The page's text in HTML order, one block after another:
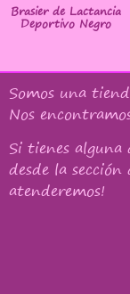
Brasier de Lactancia
Deportivo Negro
Somos una
Nos
Si tienes alguna
desde la
atenderemos!